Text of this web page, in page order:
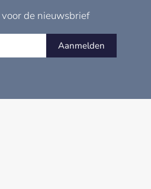
de nieuwsbrief
Aanmelden